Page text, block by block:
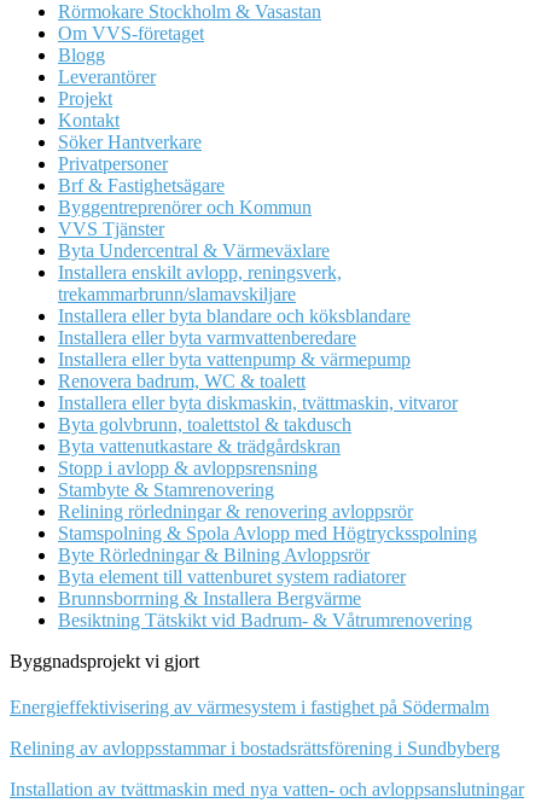
Rörmokare Stockholm & Vasastan
Om VVS-företaget
Blogg
Leverantörer
Projekt
Kontakt
Söker Hantverkare
Privatpersoner
Brf & Fastighetsägare
Byggentreprenörer och Kommun
VVS Tjänster
Byta Undercentral & Värmeväxlare
Installera enskilt avlopp, reningsverk,
trekammarbrunn/slamavskiljare
Installera eller byta blandare och köksblandare
Installera eller byta varmvattenberedare
Installera eller byta vattenpump & värmepump
Renovera badrum, WC & toalett
Installera eller byta diskmaskin, tvättmaskin, vitvaror
Byta golvbrunn, toalettstol & takdusch
Byta vattenutkastare & trädgårdskran
Stopp i avlopp & avloppsrensning
Stambyte & Stamrenovering
Relining rörledningar & renovering avloppsrör
Stamspolning & Spola Avlopp med Högtrycksspolning
Byte Rörledningar & Bilning Avloppsrör
Byta element till vattenburet system radiatorer
Brunnsborrning & Installera Bergvärme
Besiktning Tätskikt vid Badrum- & Våtrumrenovering
Byggnadsprojekt vi gjort
Energieffektivisering av värmesystem i fastighet på Södermalm
Relining av avloppsstammar i bostadsrättsförening i Sundbyberg
Installation av tvättmaskin med nya vatten- och avloppsanslutningar